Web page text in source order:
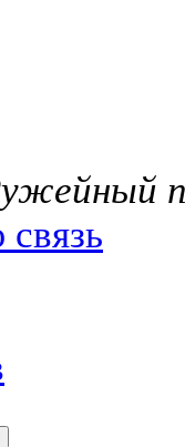
связь